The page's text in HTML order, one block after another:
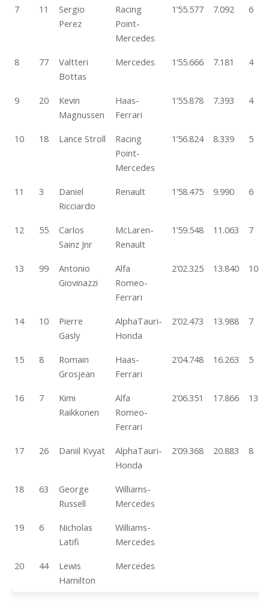
7 11
Sergio
Perez
Racing
Point-
Mercedes
1’55.577 7.092 6
8 77
Valtteri
Bottas
Mercedes 1’55.666 7.181 4
9 20
Kevin
Magnussen
Haas-
Ferrari
1’55.878 7.393 4
10 18 Lance Stroll
Racing
Point-
Mercedes
1’56.824 8.339 5
11 3
Daniel
Ricciardo
Renault 1’58.475 9.990 6
12 55
Carlos
Sainz Jnr
McLaren-
Renault
1’59.548 11.063 7
13 99
Antonio
Giovinazzi
Alfa
Romeo-
Ferrari
2’02.325 13.840 10
14 10
Pierre
Gasly
AlphaTauri-
Honda
2’02.473 13.988 7
15 8
Romain
Grosjean
Haas-
Ferrari
2’04.748 16.263 5
16 7
Kimi
Raikkonen
Alfa
Romeo-
Ferrari
2’06.351 17.866 13
17 26 Daniil Kvyat
AlphaTauri-
Honda
2’09.368 20.883 8
18 63
George
Russell
Williams-
Mercedes
19
6
Nicholas
Latifi
Williams-
Mercedes
20
44
Lewis
Hamilton
Mercedes